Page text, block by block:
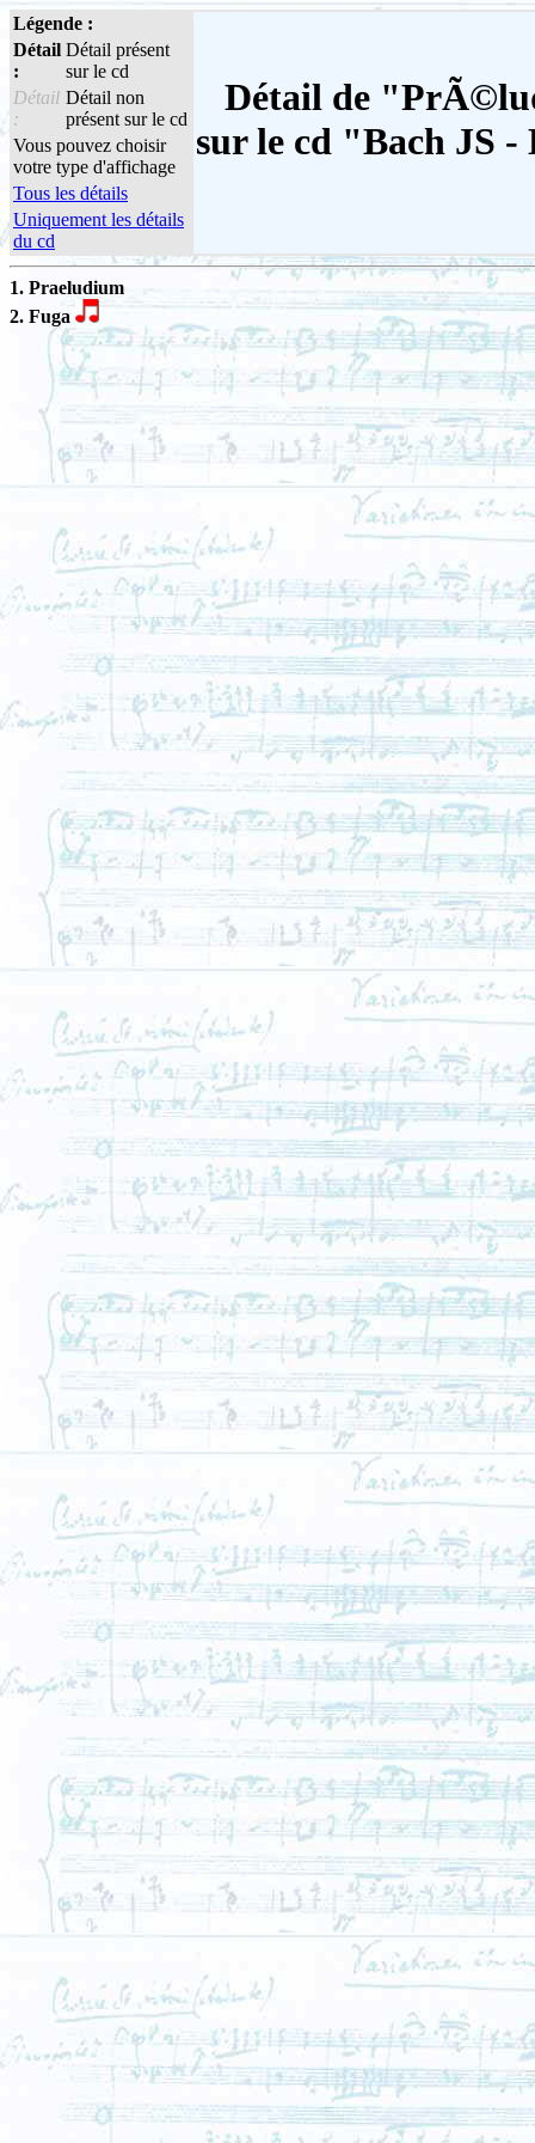
Légende :
Détail de
sur le cd "Bach JS
Détail
:
Détail présent
sur le cd
Détail
:
Détail non
présent sur le cd
Vous pouvez choisir
votre type d'affichage
Tous les détails
Uniquement les détails
du cd
1. Praeludium
2. Fuga